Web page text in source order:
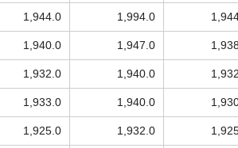
1,944.0 1,994.0
1,940.0 1,947.0
1,932.0 1,940.0
1,933.0 1,940.0
1,925.0 1,932.0